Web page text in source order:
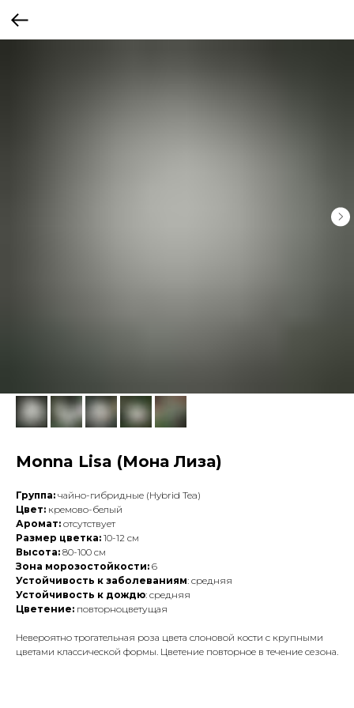
Monna Lisa (Мона Лиза)
Группа: чайно-гибридные (Hybrid Tea)
Цвет: кремово-белый
Аромат: отсутствует
Размер цветка: 10-12 см
Высота: 80-100 см
Зона морозостойкости: 6
Устойчивость к заболеваниям: средняя
Устойчивость к дождю: средняя
Цветение: повторноцветущая
Невероятно трогательная роза цвета слоновой кости с крупными
цветами классической формы. Цветение повторное в течение сезона.